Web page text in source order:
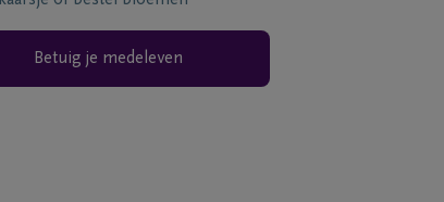
Betuig je medeleven